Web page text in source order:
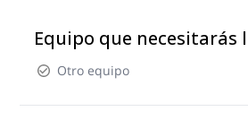
Equipo que necesitarás
Otro equipo